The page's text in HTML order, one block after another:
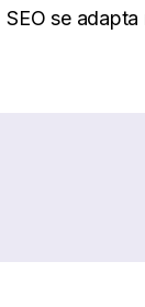
SEO se